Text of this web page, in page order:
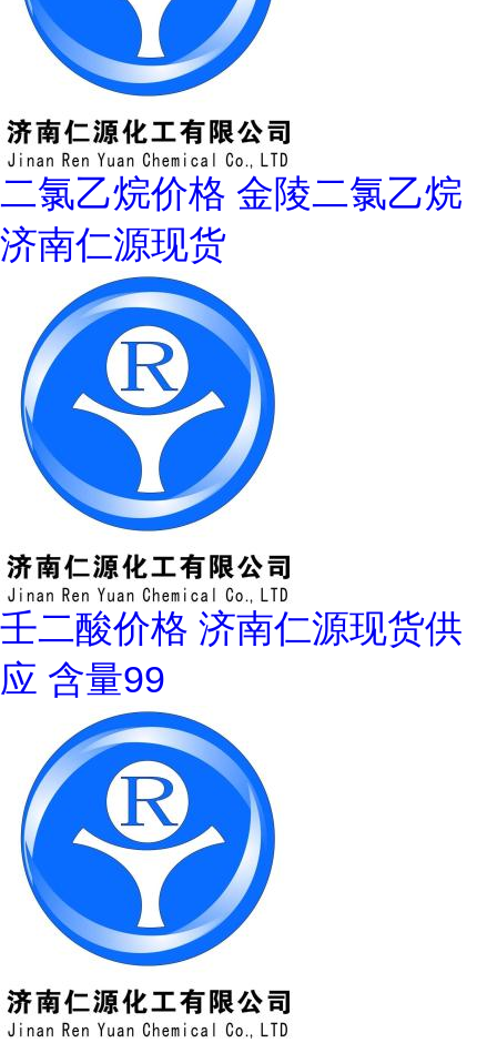
二氯乙烷价格 金陵二氯乙烷
济南仁源现货
壬二酸价格 济南仁源现货供
应 含量99